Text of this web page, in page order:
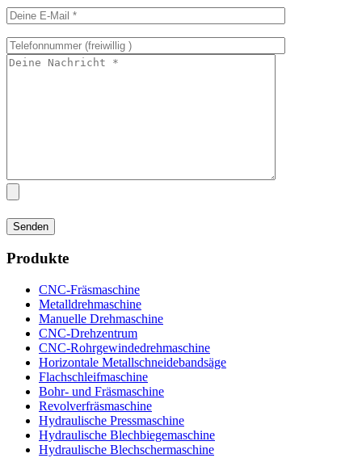
Produkte
CNC-Fräsmaschine
Metalldrehmaschine
Manuelle Drehmaschine
CNC-Drehzentrum
CNC-Rohrgewindedrehmaschine
Horizontale Metallschneidebandsäge
Flachschleifmaschine
Bohr- und Fräsmaschine
Revolverfräsmaschine
Hydraulische Pressmaschine
Hydraulische Blechbiegemaschine
Hydraulische Blechschermaschine